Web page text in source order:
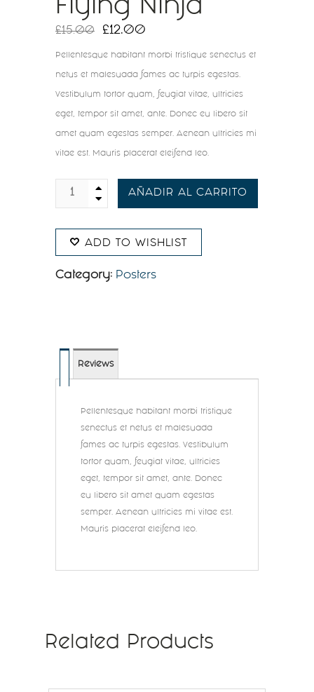
Flying Ninja
£15.00 £ 12.00
Pellentesque habitant morbi tristique senectus et
netus et malesuada fames ac turpis egestas.
Vestibulum tortor quam, feugiat vitae, ultricies
eget, tempor sit amet, ante. Donec eu libero sit
amet quam egestas semper. Aenean ultricies mi
vitae est. Mauris placerat eleifend leo.
AÑADIR AL CARRITO
ADD TO WISHLIST
Category: Posters
Reviews
Pellentesque habitant morbi tristique
senectus et netus et malesuada
fames ac turpis egestas. Vestibulum
tortor quam, feugiat vitae, ultricies
eget, tempor sit amet, ante. Donec
eu libero sit amet quam egestas
semper. Aenean ultricies mi vitae est.
Mauris placerat eleifend leo.
Related Products